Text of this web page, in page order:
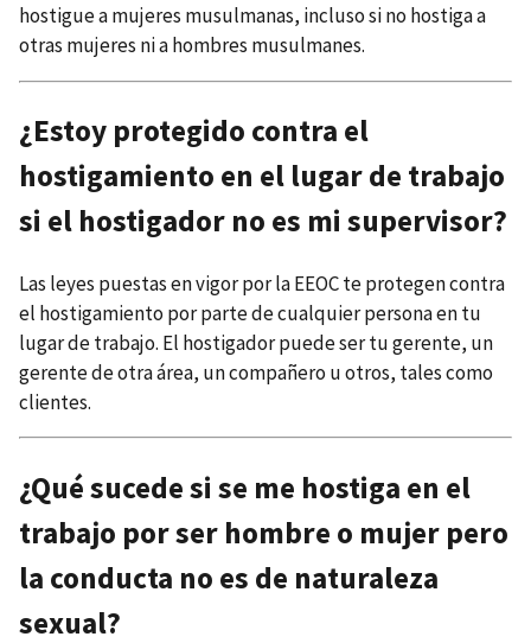
hostigue a mujeres musulmanas, incluso si no hostiga a
otras mujeres ni a hombres musulmanes.
¿Estoy protegido contra el
hostigamiento en el lugar de trabajo
si el hostigador no es mi supervisor?
Las leyes puestas en vigor por la EEOC te protegen contra
el hostigamiento por parte de cualquier persona en tu
lugar de trabajo. El hostigador puede ser tu gerente, un
gerente de otra área, un compañero u otros, tales como
clientes.
¿Qué sucede si se me hostiga en el
trabajo por ser hombre o mujer pero
la conducta no es de naturaleza
sexual?